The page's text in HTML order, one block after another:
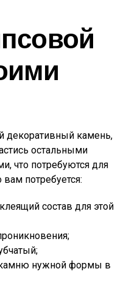
декоративный камень,
остальными
что потребуются для
вам потребуется:
состав для этой
камню нужной формы в